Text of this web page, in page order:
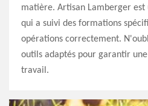
matière. Artisan Lamberger est
qui a suivi des formations
opérations correctement.
outils adaptés pour garantir
travail.